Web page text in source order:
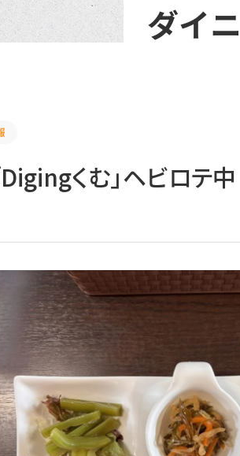
ダイ
Digingくむ」ヘビロ